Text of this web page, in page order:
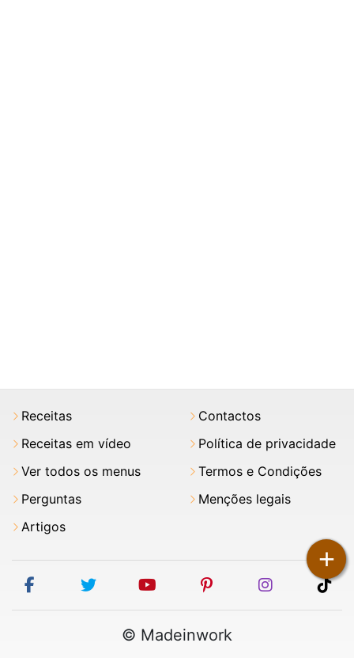
+
Receitas
Receitas em vídeo
Ver todos os menus
Perguntas
Artigos
Contactos
Política de privacidade
Termos e Condições
Menções legais
facebooktwitter youtubepinterestinstagram
© Madeinwork